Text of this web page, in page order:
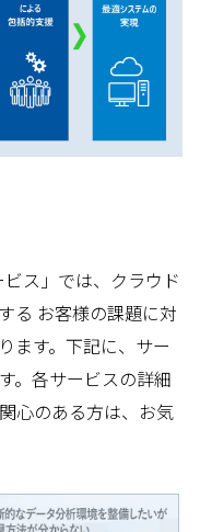
ビス」では、クラウド
る お客様の課題に対
ます。下記に、サー
。各サービスの詳細
心のある方は、お気